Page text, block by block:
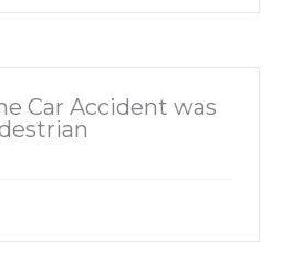
Car Accident was